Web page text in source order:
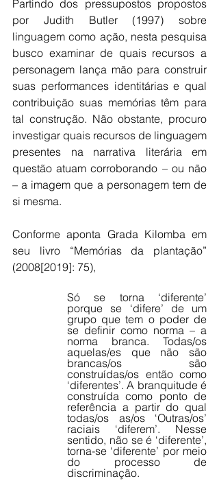
Partindo dos pressupostos propostos
por Judith Butler (1997) sobre
linguagem como ação, nesta pesquisa
busco examinar de quais recursos a
personagem lança mão para construir
suas performances identitárias e qual
contribuição suas memórias têm para
tal construção. Não obstante, procuro
investigar quais recursos de linguagem
presentes na narrativa literária em
questão atuam corroborando – ou não
– a imagem que a personagem tem de
si mesma.
Conforme aponta Grada Kilomba em
seu livro “Memórias da plantação”
(2008[2019]: 75),
Só se torna ‘diferente’
porque se ‘difere’ de um
grupo que tem o poder de
se definir como norma – a
norma branca. Todas/os
aquelas/es que não são
brancas/os são
construídas/os então como
‘diferentes’. A branquitude é
construída como ponto de
referência a partir do qual
todas/os as/os ‘Outras/os’
raciais ‘diferem’. Nesse
sentido, não se é ‘diferente’,
torna-se ‘diferente’ por meio
do processo de
discriminação.